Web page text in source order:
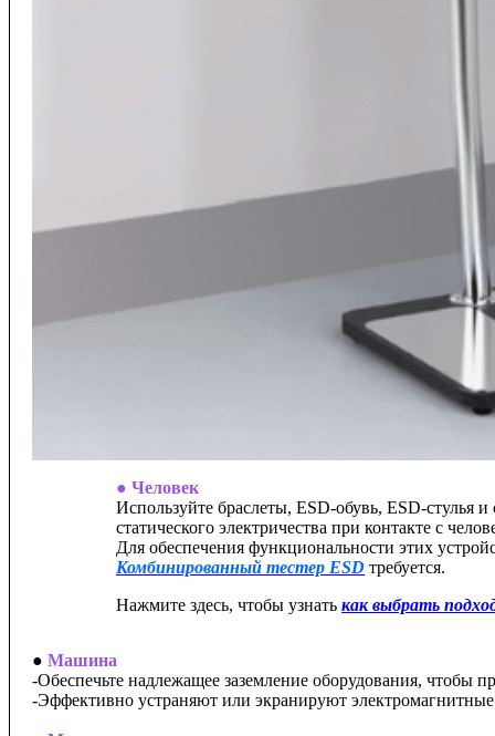
● Человек
Используйте браслеты, ESD-обувь, ESD-стулья
статического электричества при контакте с
Для обеспечения функциональности этих
Комбинированный тестер ESD требуется.
Нажмите здесь, чтобы узнатькак выбрать
● Машина
-Обеспечьте надлежащее заземление оборудования, чтобы
-Эффективно устраняют или экранируют